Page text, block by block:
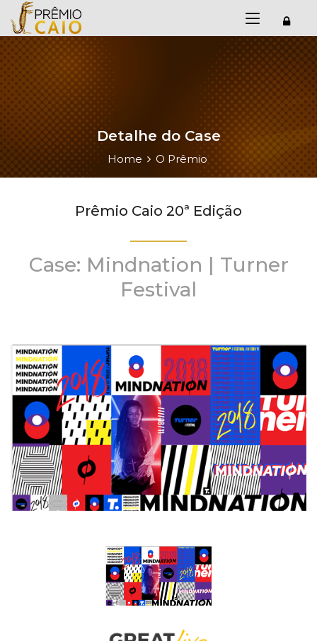
Detalhe do Case
Home O Prêmio
Prêmio Caio 20ª Edição
Case: Mindnation | Turner
Festival